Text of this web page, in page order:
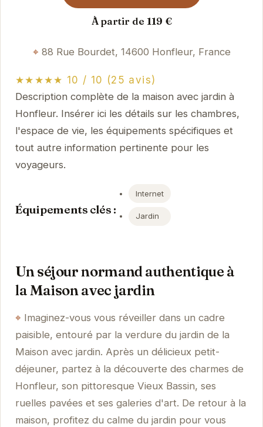
À partir de 119 €
88 Rue Bourdet, 14600 Honfleur, France
★★★★★ 10 / 10 (25 avis)
Description complète de la maison avec jardin à
Honfleur. Insérer ici les détails sur les chambres,
l'espace de vie, les équipements spécifiques et
tout autre information pertinente pour les
voyageurs.
Équipements clés :
Internet
Jardin
Un séjour normand authentique à
la Maison avec jardin
Imaginez-vous vous réveiller dans un cadre
paisible, entouré par la verdure du jardin de la
Maison avec jardin. Après un délicieux petit-
déjeuner, partez à la découverte des charmes de
Honfleur, son pittoresque Vieux Bassin, ses
ruelles pavées et ses galeries d'art. De retour à la
maison, profitez du calme du jardin pour vous